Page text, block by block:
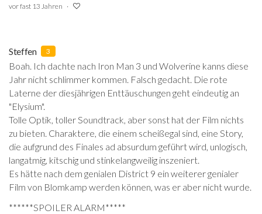
vor fast 13 Jahren
Steffen 3
Boah. Ich dachte nach Iron Man 3 und Wolverine kanns diese
Jahr nicht schlimmer kommen. Falsch gedacht. Die rote
Laterne der diesjährigen Enttäuschungen geht eindeutig an
"Elysium".
Tolle Optik, toller Soundtrack, aber sonst hat der Film nichts
zu bieten. Charaktere, die einem scheißegal sind, eine Story,
die aufgrund des Finales ad absurdum geführt wird, unlogisch,
langatmig, kitschig und stinkelangweilig inszeniert.
Es hätte nach dem genialen District 9 ein weiterer genialer
Film von Blomkamp werden können, was er aber nicht wurde.
******SPOILER ALARM*****